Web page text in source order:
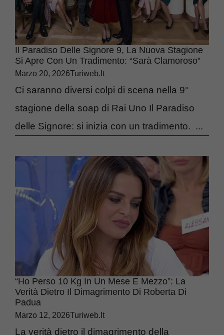
Il Paradiso Delle Signore 9, La Nuova Stagione
Si Apre Con Un Tradimento: “Sarà Clamoroso”
Marzo 20, 2026Turiweb.it
Ci saranno diversi colpi di scena nella 9°
stagione della soap di Rai Uno Il Paradiso
delle Signore: si inizia con un tradimento. ...
“Ho Perso 10 Kg In Un Mese E Mezzo”: La
Verità Dietro Il Dimagrimento Di Roberta Di
Padua
Marzo 12, 2026Turiweb.it
La verità dietro il dimagrimento della